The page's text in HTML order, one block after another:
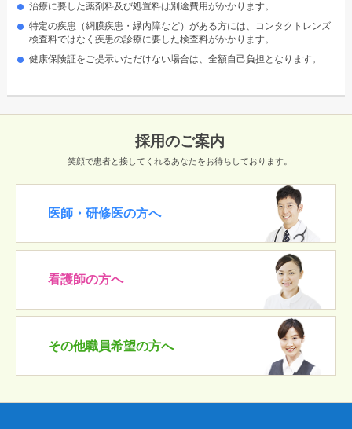
治療に要した薬剤料及び処置料は別途費用がかかります。
特定の疾患（網膜疾患・緑内障など）がある方には、コンタクトレンズ
検査料ではなく疾患の診療に要した検査料がかかります。
健康保険証をご提示いただけない場合は、全額自己負担となります。
採用のご案内
笑顔で患者と接してくれるあなたをお待ちしております。
医師・研修医の方へ
看護師の方へ
その他職員希望の方へ